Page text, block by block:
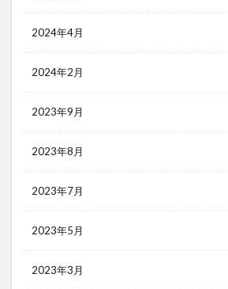
2024年4月
2024年2月
2023年9月
2023年8月
2023年7月
2023年5月
2023年3月